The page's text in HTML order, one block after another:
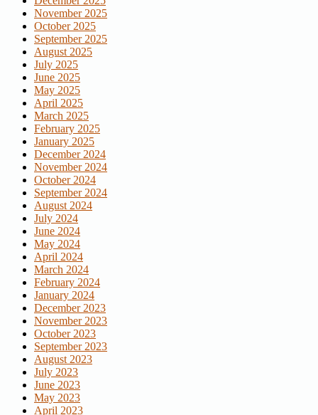
November 2025
October 2025
September 2025
August 2025
July 2025
June 2025
May 2025
April 2025
March 2025
February 2025
January 2025
December 2024
November 2024
October 2024
September 2024
August 2024
July 2024
June 2024
May 2024
April 2024
March 2024
February 2024
January 2024
December 2023
November 2023
October 2023
September 2023
August 2023
July 2023
June 2023
May 2023
April 2023